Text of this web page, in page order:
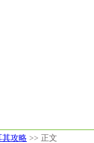
其攻略 >> 正文